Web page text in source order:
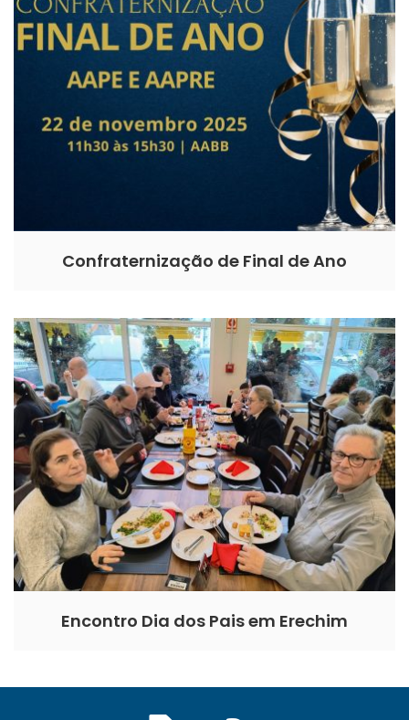
Confraternização de Final de Ano
Encontro Dia dos Pais em Erechim